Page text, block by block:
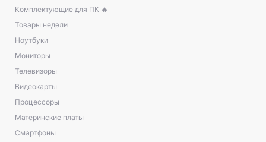
Комплектующие для ПК 🔥
Товары недели
Ноутбуки
Мониторы
Телевизоры
Видеокарты
Процессоры
Материнские платы
Смартфоны